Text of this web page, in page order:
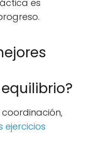
es
ejercicios